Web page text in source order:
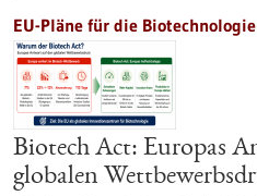
EU-Pläne für die
Biotech Act: Europas
globalen